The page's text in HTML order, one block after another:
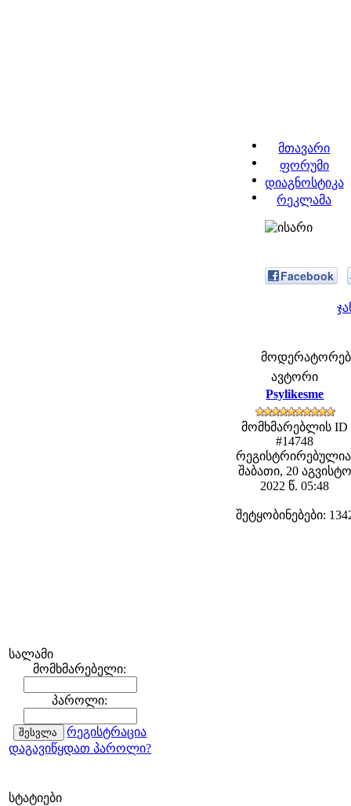
მთავარი
ფორუმი
დიაგნოსტიკა
რეკლამა
სალამი
მომხმარებელი:
პაროლი:
რეგისტრაცია
დაგავიწყდათ პაროლი?
სტატიები
Facebook
ავტორი
Psylikesme
მომხმარებლის ID
#14748
შაბათი, 20 აგვისტო
2022 წ. 05:48
შეტყობინებები: